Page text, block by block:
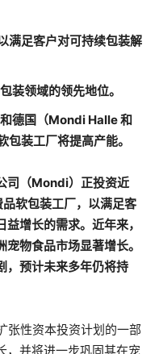
足客户对可持续包装解
装领域的领先地位。
德国（Mondi Halle 和
装工厂将提高产能。
司（Mondi）正投资近
软包装工厂，以满足客
增长的需求。近年来，
物食品市场显著增长。
，预计未来多年仍将持
张性资本投资计划的一部
，并将进一步巩固其在宠